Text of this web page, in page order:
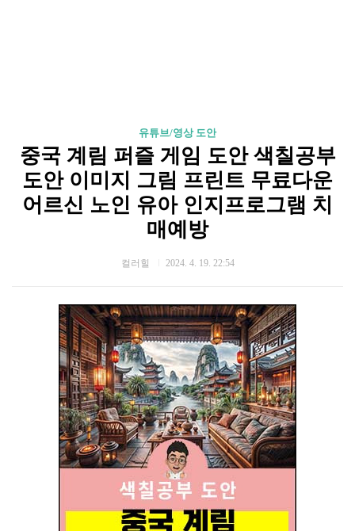
유튜브/영상 도안
중국 계림 퍼즐 게임 도안 색칠공부
도안 이미지 그림 프린트 무료다운
어르신 노인 유아 인지프로그램 치
매예방
컬러힐 2024. 4. 19. 22:54